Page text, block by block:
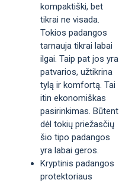
kompaktiški, bet
tikrai ne visada.
Tokios padangos
tarnauja tikrai labai
ilgai. Taip pat jos yra
patvarios, užtikrina
tylą ir komfortą. Tai
itin ekonomiškas
pasirinkimas. Būtent
dėl tokių priežasčių
šio tipo padangos
yra labai geros.
Kryptinis padangos
protektoriaus